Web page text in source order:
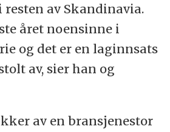
resten av Skandinavia.
året noensinne i
og det er en laginnsats
av, sier han og
av en bransjenestor